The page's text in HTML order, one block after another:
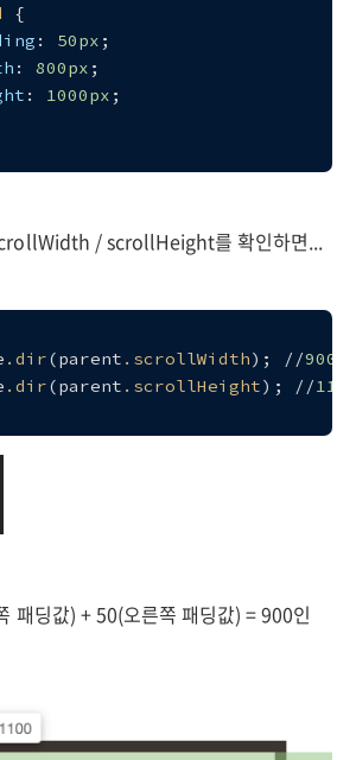
{
: 50px ;
: 800px ;
: 1000px ;
/ scrollHeight를 확인하면...
.dir(parent .scrollWidth); //900
.dir(parent .scrollHeight); //
패딩값) + 50(오른쪽 패딩값) = 900인